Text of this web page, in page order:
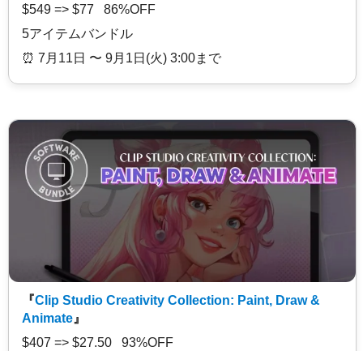
$549 => $77 86%OFF
5アイテムバンドル
⏰️ 7月11日 〜 9月1日(火) 3:00まで
『Clip Studio Creativity Collection: Paint, Draw &
Animate 』
$407 => $27.50 93%OFF